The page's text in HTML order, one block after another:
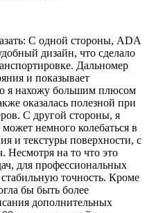
С одной стороны, ADA
дизайн, что сделало
Дальномер
и показывает
я нахожу большим плюсом
оказалась полезной при
С другой стороны, я
немного колебаться в
и текстуры поверхности, с
Несмотря на то что это
для профессиональных
точность. Кроме
бы быть более
дополнительных